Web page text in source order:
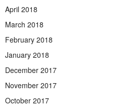
April 2018
March 2018
February 2018
January 2018
December 2017
November 2017
October 2017